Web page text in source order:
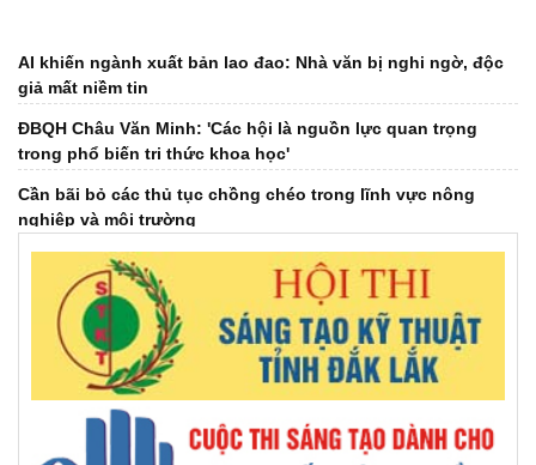
AI khiến ngành xuất bản lao đao: Nhà văn bị nghi ngờ, độc
giả mất niềm tin
ĐBQH Châu Văn Minh: 'Các hội là nguồn lực quan trọng
trong phổ biến tri thức khoa học'
Cần bãi bỏ các thủ tục chồng chéo trong lĩnh vực nông
nghiệp và môi trường
Khai thác tiềm năng rong biển trong điều trị bệnh Alzheimer
Đắk Lắk tổ chức thành công Đại hội đại biểu Liên hiệp các
Hội Khoa học và Kỹ thuật tỉnh lần thứ I, nhiệm kỳ 2026 –
Sau 7 tháng, Đắk Lắk giải ngân gần 20% vốn khoa học, công
nghệ và đổi mới sáng tạo
Bước tiến đột phá trong điều trị vô sinh hiếm muộn